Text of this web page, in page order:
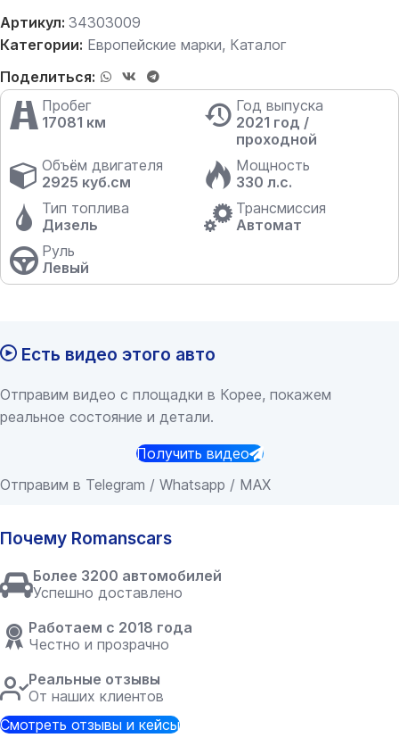
Артикул: 34303009
Категории: Европейские марки, Каталог
Поделиться:
Пробег
17081 км
Год выпуска
2021 год /
проходной
Объём двигателя
2925 куб.см
Мощность
330 л.с.
Тип топлива
Дизель
Трансмиссия
Автомат
Руль
Левый
Есть видео этого авто
Отправим видео с площадки в Корее, покажем
реальное состояние и детали.
Получить видео
Отправим в Telegram / Whatsapp / MAX
Почему Romanscars
Более 3200 автомобилей
Успешно доставлено
Работаем с 2018 года
Честно и прозрачно
Реальные отзывы
От наших клиентов
Смотреть отзывы и кейсы